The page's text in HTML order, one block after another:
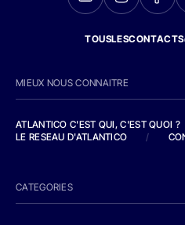
MIEUX NOUS CONNAITRE
ATLANTICO C'EST QUI, C'EST QUOI ?
LE RESEAU D'ATLANTICO
/
CATEGORIES